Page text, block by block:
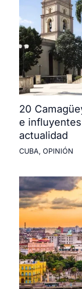
20
e
actualidad
CUBA, OPINIÓN